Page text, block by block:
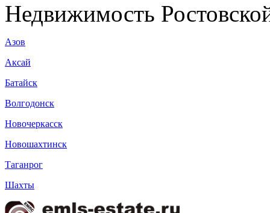
Недвижимость
Азов
Аксай
Батайск
Волгодонск
Новочеркасск
Новошахтинск
Таганрог
Шахты